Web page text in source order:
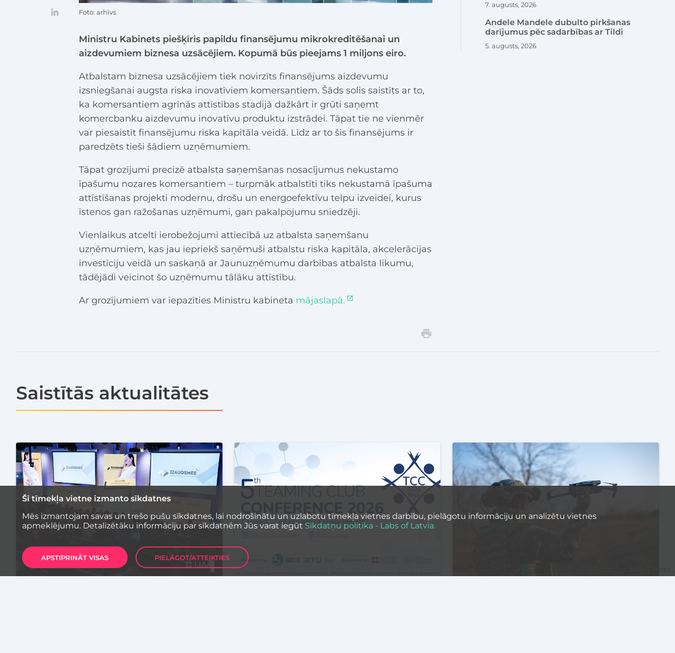
Ministru Kabinets piešķīris papildu finansējumu mikrokreditēšanai un
aizdevumiem biznesa uzsācējiem. Kopumā būs pieejams 1 miljons eiro.
Atbalstam biznesa uzsācējiem tiek novirzīts finansējums aizdevumu
izsniegšanai augsta riska inovatīviem komersantiem. Šāds solis saistīts ar to,
ka komersantiem agrīnās attīstības stadijā dažkārt ir grūti saņemt
komercbanku aizdevumu inovatīvu produktu izstrādei. Tāpat tie ne vienmēr
var piesaistīt finansējumu riska kapitāla veidā. Līdz ar to šis finansējums ir
paredzēts tieši šādiem uzņēmumiem.
Tāpat grozījumi precizē atbalsta saņemšanas nosacījumus nekustamo
īpašumu nozares komersantiem – turpmāk atbalstīti tiks nekustamā īpašuma
attīstīšanas projekti modernu, drošu un energoefektīvu telpu izveidei, kurus
īstenos gan ražošanas uzņēmumi, gan pakalpojumu sniedzēji.
Vienlaikus atcelti ierobežojumi attiecībā uz atbalsta saņemšanu
uzņēmumiem, kas jau iepriekš saņēmuši atbalstu riska kapitāla, akcelerācijas
investīciju veidā un saskaņā ar Jaunuzņēmumu darbības atbalsta likumu,
tādējādi veicinot šo uzņēmumu tālāku attīstību.
Ar grozījumiem var iepazīties Ministru kabineta mājaslapā.
7. augusts, 2026
Andele Mandele dubulto pirkšanas
darījumus pēc sadarbības ar Tildi
5. augusts, 2026
Foto: arhīvs
Saistītās aktualitātes
Šī tīmekļa vietne izmanto sīkdatnes
Mēs izmantojam savas un trešo pušu sīkdatnes, lai nodrošinātu un uzlabotu tīmekļa vietnes darbību, pielāgotu informāciju un analizētu vietnes
apmeklējumu. Detalizētāku informāciju par sīkdatnēm Jūs varat iegūt Sīkdatņu politika - Labs of Latvia.
APSTIPRINĀT VISAS PIELĀGOT/ATTEIKTIES